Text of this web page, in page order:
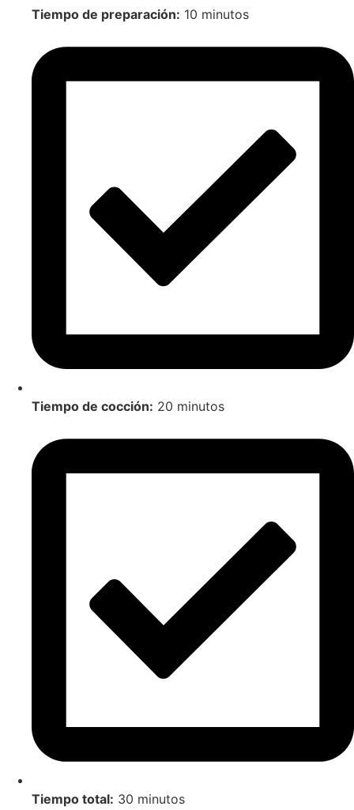
Tiempo de preparación: 10 minutos
Tiempo de cocción: 20 minutos
Tiempo total: 30 minutos